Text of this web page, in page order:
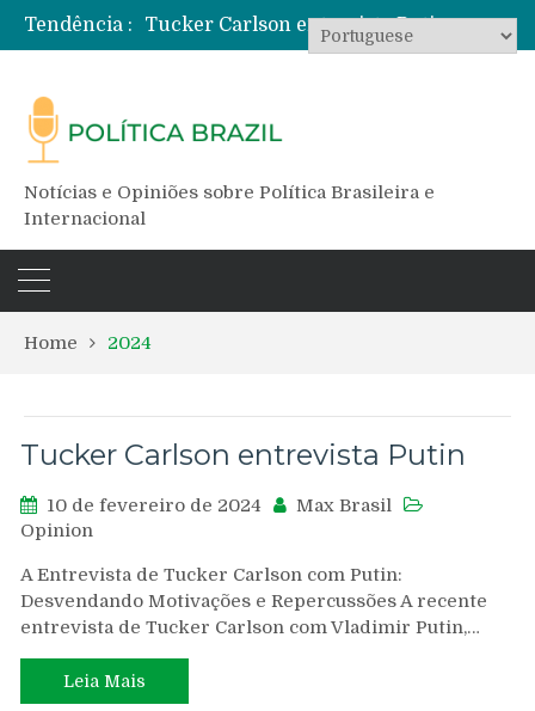
Tendência :
Tucker Carlson entrevista Putin
A ditadura do Judiciário
Notícias e Opiniões sobre Política Brasileira e
Internacional
Home 2024
Tucker Carlson entrevista Putin
10 de fevereiro de 2024
Max Brasil
Opinion
A Entrevista de Tucker Carlson com Putin:
Desvendando Motivações e Repercussões A recente
entrevista de Tucker Carlson com Vladimir Putin,…
Leia Mais